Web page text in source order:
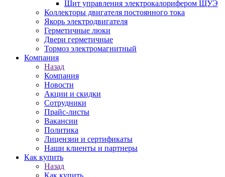
Щит управления электрокалорифером ЩУЭ
Коллекторы двигателя постоянного тока
Якорь электродвигателя
Герметичные люки
Двери герметичные
Тормоз электромагнитный
Компания
Назад
Компания
Новости
Акции и скидки
Сотрудники
Прайс-листы
Вакансии
Политика
Лицензии и сертификаты
Наши клиенты и партнеры
Как купить
Назад
Как купить